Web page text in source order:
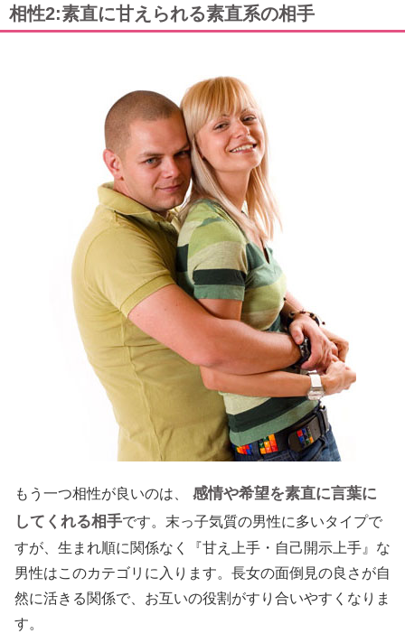
相性2:素直に甘えられる素直系の相手
もう一つ相性が良いのは、
感情や希望を素直に言葉に
してくれる相手です。末っ子気質の男性に多いタイプで
すが、生まれ順に関係なく『甘え上手・自己開示上手』な
男性はこのカテゴリに入ります。長女の面倒見の良さが自
然に活きる関係で、お互いの役割がすり合いやすくなりま
す。